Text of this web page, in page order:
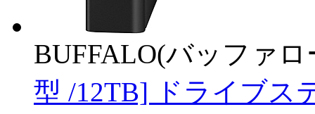
BUFFALO(バッファロ
型 /12TB] ドライブス